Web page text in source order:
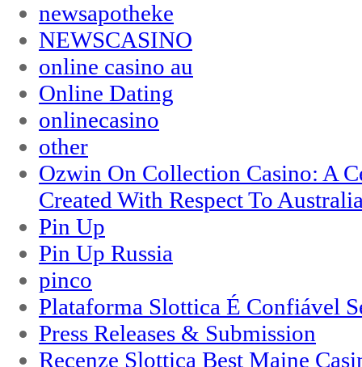
newsapotheke
NEWSCASINO
online casino au
Online Dating
onlinecasino
other
Ozwin On Collection Casino: A
Created With Respect To
Pin Up
Pin Up Russia
pinco
Plataforma Slottica É Confiável
Press Releases & Submission
Recenze Slottica Best Maine